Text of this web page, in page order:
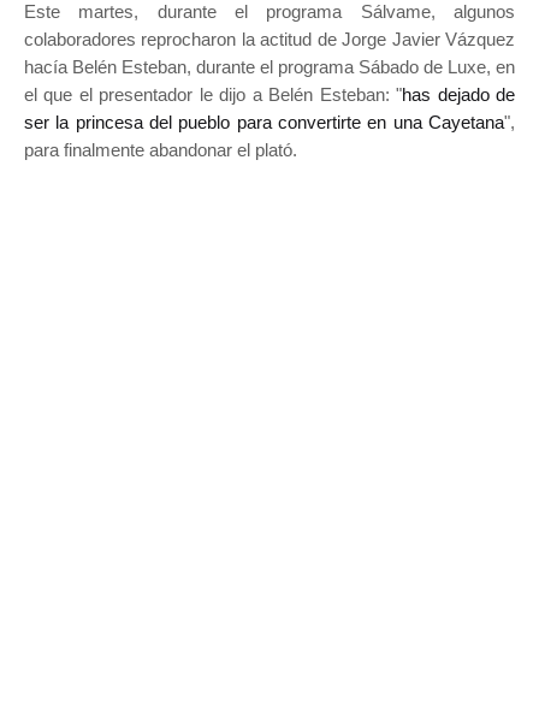
Este martes, durante el programa Sálvame, algunos
colaboradores reprocharon la actitud de Jorge Javier Vázquez
hacía Belén Esteban, durante el programa Sábado de Luxe, en
el que el presentador le dijo a Belén Esteban: "has dejado de
ser la princesa del pueblo para convertirte en una Cayetana",
para finalmente abandonar el plató.